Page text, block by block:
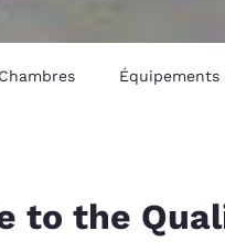
Chambres Équipements
to the